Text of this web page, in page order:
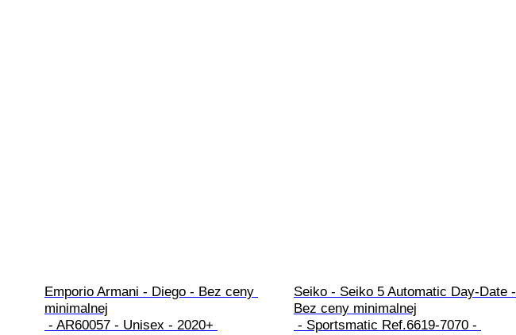
Emporio Armani - Diego - Bez ceny
minimalnej
- AR60057 - Unisex - 2020+
Seiko - Seiko 5 Automatic Day-Date -
Bez ceny minimalnej